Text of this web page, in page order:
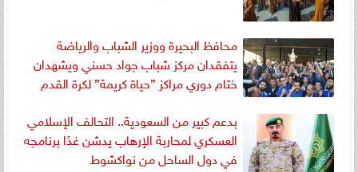
محافظ البحيرة ووزير الشباب والرياضة
يتفقدان مركز شباب جواد حسني ويشهدان
ختام دوري مراكز ”حياة كريمة” لكرة القدم
بدعم كبير من السعودية.. التحالف الإسلامي
العسكري لمحاربة الإرهاب يدشن غدًا برنامجه
في دول الساحل من نواكشوط